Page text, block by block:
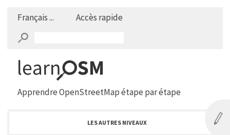
Français ... Accès rapide
Apprendre OpenStreetMap étape par étape
LES AUTRES NIVEAUX